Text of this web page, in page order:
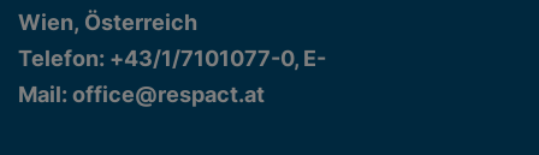
Wien, Österreich
Telefon: +43/1/7101077-0, E-
Mail: office@respact.at